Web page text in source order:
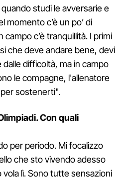
quando studi le avversarie e
momento c’è un po’ di
c’è tranquillità. I primi
che deve andare bene, devi
difficoltà, ma in campo
le compagne, l'allenatore
sostenerti".
Con quali
per periodo. Mi focalizzo
che sto vivendo adesso
lì. Sono tutte sensazioni